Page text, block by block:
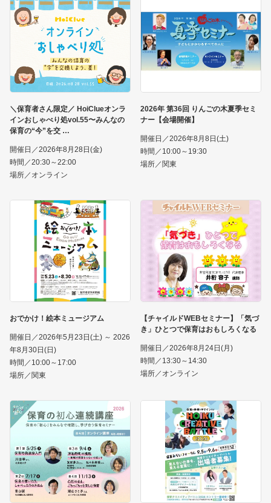
＼保育者さん限定／ HoiClueオンラ
インおしゃべり処vol.55〜みんなの
保育の“今”を交
開催日／2026年8月28日(金)
時間／20:30～22:00
場所／オンライン
2026年 第36回 りんごの木夏季セミ
ナー【会場開催】
開催日／2026年8月8日(土)
時間／10:00～19:30
場所／関東
おでかけ！絵本ミュージアム
開催日／2026年5月23日(土) ～ 2026
年8月30日(日)
時間／10:00～17:00
場所／関東
【チャイルドWEBセミナー】「気づ
き」ひとつで保育はおもしろくなる
開催日／2026年8月24日(月)
時間／13:30～14:30
場所／オンライン